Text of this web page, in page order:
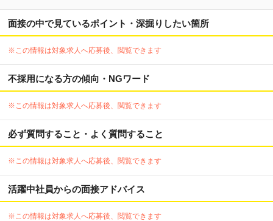
面接の中で見ているポイント・深掘りしたい箇所
※この情報は対象求人へ応募後、閲覧できます
不採用になる方の傾向・NGワード
※この情報は対象求人へ応募後、閲覧できます
必ず質問すること・よく質問すること
※この情報は対象求人へ応募後、閲覧できます
活躍中社員からの面接アドバイス
※この情報は対象求人へ応募後、閲覧できます